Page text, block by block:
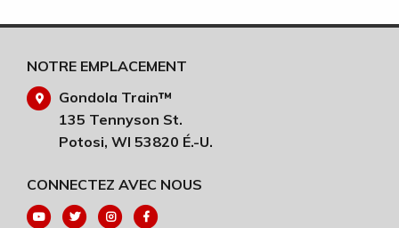
NOTRE EMPLACEMENT
Gondola Train™
135 Tennyson St.
Potosi, WI 53820 É.-U.
CONNECTEZ AVEC NOUS